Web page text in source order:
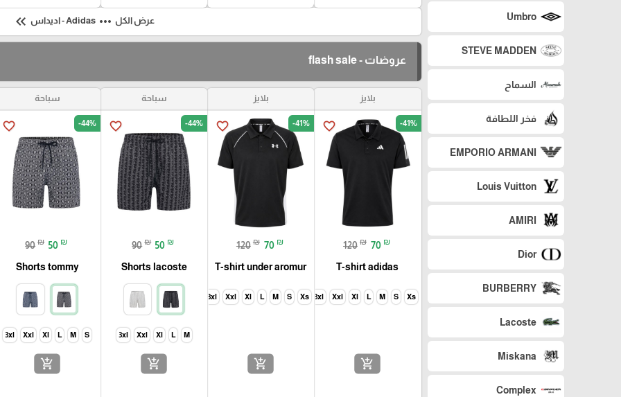
Umbro
STEVE MADDEN
السماح
فخر اللطافة
EMPORIO ARMANI
Louis Vuitton
AMIRI
Dior
BURBERRY
Lacoste
Miskana
Complex
عرض الكل more_horiz
keyboard_double_arrow_left
عروضات - flash sale
بلايز
favorite_border -41%
120 ₪ 70 ₪
T-shirt adidas
Xs
S
M
L
Xl
Xxl
3xl
add_shopping_cart
بلايز
favorite_border -41%
120 ₪ 70 ₪
T-shirt under aromur
Xs
S
M
L
Xl
Xxl
3xl
add_shopping_cart
سباحة
favorite_border -44%
90 ₪ 50 ₪
Shorts lacoste
M
L
Xl
Xxl
3xl
add_shopping_cart
سباحة
favorite_border -44%
90 ₪ 50 ₪
Shorts tommy
S
M
L
Xl
Xxl
3xl
add_shopping_cart